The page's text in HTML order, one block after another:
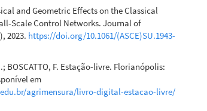
and Geometric Effects on the Classical
Scale Control Networks. Journal of
2023. https://doi.org/10.1061/(ASCE)SU.1943-
BOSCATTO, F. Estação-livre. Florianópolis:
em
agrimensura/livro-digital-estacao-livre/